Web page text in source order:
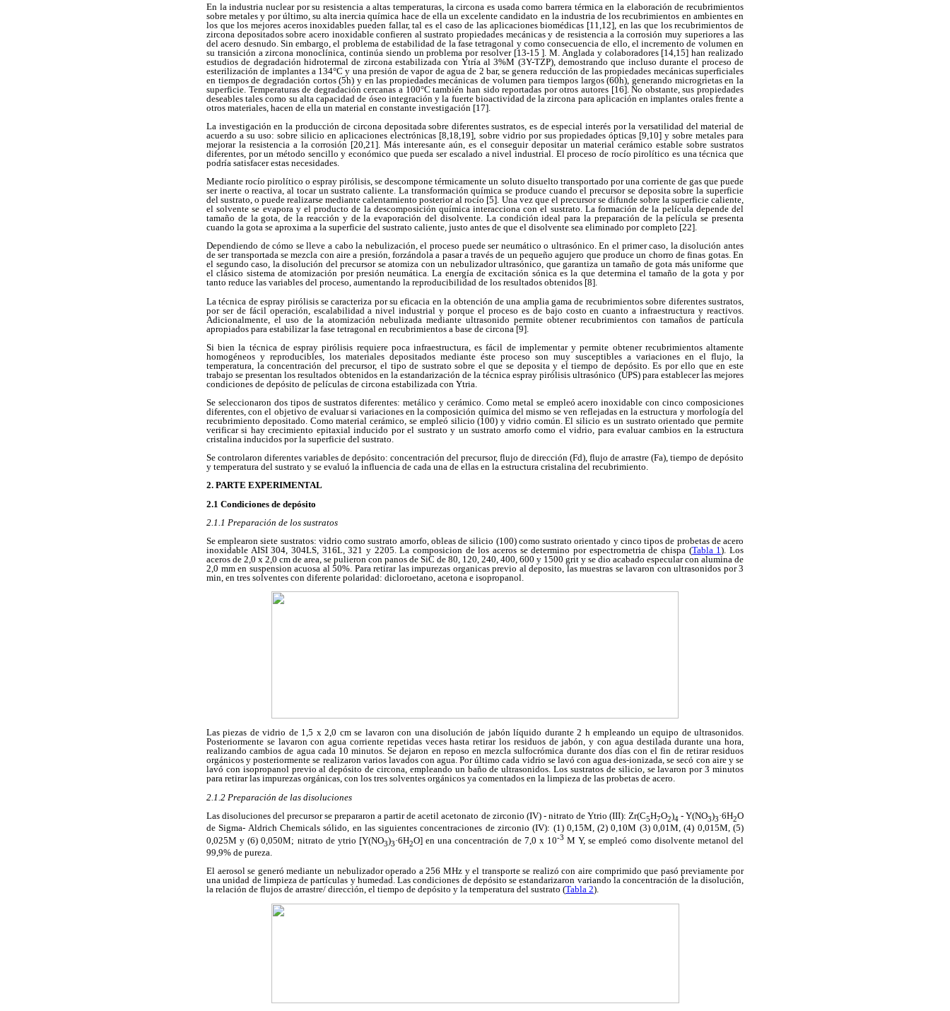
En la industria nuclear por su resistencia a altas temperaturas, la circona es usada como barrera térmica en la elaboración de recubrimientos
sobre metales y por último, su alta inercia química hace de ella un excelente candidato en la industria de los recubrimientos en ambientes en
los que los mejores aceros inoxidables pueden fallar, tal es el caso de las aplicaciones biomédicas [11,12], en las que los recubrimientos de
zircona depositados sobre acero inoxidable confieren al sustrato propiedades mecánicas y de resistencia a la corrosión muy superiores a las
del acero desnudo. Sin embargo, el problema de estabilidad de la fase tetragonal y como consecuencia de ello, el incremento de volumen en
su transición a zircona monoclínica, continúa siendo un problema por resolver [13-15 ]. M. Anglada y colaboradores [14,15] han realizado
estudios de degradación hidrotermal de zircona estabilizada con Ytría al 3%M (3Y-TZP), demostrando que incluso durante el proceso de
esterilización de implantes a 134°C y una presión de vapor de agua de 2 bar, se genera reducción de las propiedades mecánicas superficiales
en tiempos de degradación cortos (5h) y en las propiedades mecánicas de volumen para tiempos largos (60h), generando microgrietas en la
superficie. Temperaturas de degradación cercanas a 100°C también han sido reportadas por otros autores [16]. No obstante, sus propiedades
deseables tales como su alta capacidad de óseo integración y la fuerte bioactividad de la zircona para aplicación en implantes orales frente a
otros materiales, hacen de ella un material en constante investigación [17].
La investigación en la producción de circona depositada sobre diferentes sustratos, es de especial interés por la versatilidad del material de
acuerdo a su uso: sobre silicio en aplicaciones electrónicas [8,18,19], sobre vidrio por sus propiedades ópticas [9,10] y sobre metales para
mejorar la resistencia a la corrosión [20,21]. Más interesante aún, es el conseguir depositar un material cerámico estable sobre sustratos
diferentes, por un método sencillo y económico que pueda ser escalado a nivel industrial. El proceso de rocío pirolítico es una técnica que
podría satisfacer estas necesidades.
Mediante rocío pirolítico o espray pirólisis, se descompone térmicamente un soluto disuelto transportado por una corriente de gas que puede
ser inerte o reactiva, al tocar un sustrato caliente. La transformación química se produce cuando el precursor se deposita sobre la superficie
del sustrato, o puede realizarse mediante calentamiento posterior al rocío [5]. Una vez que el precursor se difunde sobre la superficie caliente,
el solvente se evapora y el producto de la descomposición química interacciona con el sustrato. La formación de la película depende del
tamaño de la gota, de la reacción y de la evaporación del disolvente. La condición ideal para la preparación de la película se presenta
cuando la gota se aproxima a la superficie del sustrato caliente, justo antes de que el disolvente sea eliminado por completo [22].
Dependiendo de cómo se lleve a cabo la nebulización, el proceso puede ser neumático o ultrasónico. En el primer caso, la disolución antes
de ser transportada se mezcla con aire a presión, forzándola a pasar a través de un pequeño agujero que produce un chorro de finas gotas. En
el segundo caso, la disolución del precursor se atomiza con un nebulizador ultrasónico, que garantiza un tamaño de gota más uniforme que
el clásico sistema de atomización por presión neumática. La energía de excitación sónica es la que determina el tamaño de la gota y por
tanto reduce las variables del proceso, aumentando la reproducibilidad de los resultados obtenidos [8].
La técnica de espray pirólisis se caracteriza por su eficacia en la obtención de una amplia gama de recubrimientos sobre diferentes sustratos,
por ser de fácil operación, escalabilidad a nivel industrial y porque el proceso es de bajo costo en cuanto a infraestructura y reactivos.
Adicionalmente, el uso de la atomización nebulizada mediante ultrasonido permite obtener recubrimientos con tamaños de partícula
apropiados para estabilizar la fase tetragonal en recubrimientos a base de circona [9].
Si bien la técnica de espray pirólisis requiere poca infraestructura, es fácil de implementar y permite obtener recubrimientos altamente
homogéneos y reproducibles, los materiales depositados mediante éste proceso son muy susceptibles a variaciones en el flujo, la
temperatura, la concentración del precursor, el tipo de sustrato sobre el que se deposita y el tiempo de depósito. Es por ello que en este
trabajo se presentan los resultados obtenidos en la estandarización de la técnica espray pirólisis ultrasónico (UPS) para establecer las mejores
condiciones de depósito de películas de circona estabilizada con Ytria.
Se seleccionaron dos tipos de sustratos diferentes: metálico y cerámico. Como metal se empleó acero inoxidable con cinco composiciones
diferentes, con el objetivo de evaluar si variaciones en la composición química del mismo se ven reflejadas en la estructura y morfología del
recubrimiento depositado. Como material cerámico, se empleó silicio (100) y vidrio común. El silicio es un sustrato orientado que permite
verificar si hay crecimiento epitaxial inducido por el sustrato y un sustrato amorfo como el vidrio, para evaluar cambios en la estructura
cristalina inducidos por la superficie del sustrato.
Se controlaron diferentes variables de depósito: concentración del precursor, flujo de dirección (Fd), flujo de arrastre (Fa), tiempo de depósito
y temperatura del sustrato y se evaluó la influencia de cada una de ellas en la estructura cristalina del recubrimiento.
2. PARTE EXPERIMENTAL
2.1 Condiciones de depósito
2.1.1 Preparación de los sustratos
Se emplearon siete sustratos: vidrio como sustrato amorfo, obleas de silicio (100) como sustrato orientado y cinco tipos de probetas de acero
inoxidable AISI 304, 304LS, 316L, 321 y 2205. La composicion de los aceros se determino por espectrometria de chispa (Tabla 1). Los
aceros de 2,0 x 2,0 cm de area, se pulieron con panos de SiC de 80, 120, 240, 400, 600 y 1500 grit y se dio acabado especular con alumina de
2,0 mm en suspension acuosa al 50%. Para retirar las impurezas organicas previo al deposito, las muestras se lavaron con ultrasonidos por 3
min, en tres solventes con diferente polaridad: dicloroetano, acetona e isopropanol.
Las piezas de vidrio de 1,5 x 2,0 cm se lavaron con una disolución de jabón líquido durante 2 h empleando un equipo de ultrasonidos.
Posteriormente se lavaron con agua corriente repetidas veces hasta retirar los residuos de jabón, y con agua destilada durante una hora,
realizando cambios de agua cada 10 minutos. Se dejaron en reposo en mezcla sulfocrómica durante dos días con el fin de retirar residuos
orgánicos y posteriormente se realizaron varios lavados con agua. Por último cada vidrio se lavó con agua des-ionizada, se secó con aire y se
lavó con isopropanol previo al depósito de circona, empleando un baño de ultrasonidos. Los sustratos de silicio, se lavaron por 3 minutos
para retirar las impurezas orgánicas, con los tres solventes orgánicos ya comentados en la limpieza de las probetas de acero.
2.1.2 Preparación de las disoluciones
Las disoluciones del precursor se prepararon a partir de acetil acetonato de zirconio (IV) - nitrato de Ytrio (III): Zr(C5H7O2)4 - Y(NO3)3·6H2O
de Sigma- Aldrich Chemicals sólido, en las siguientes concentraciones de zirconio (IV): (1) 0,15M, (2) 0,10M (3) 0,01M, (4) 0,015M, (5)
0,025M y (6) 0,050M; nitrato de ytrio [Y(NO3)3·6H2O] en una concentración de 7,0 x 10-3 M Y, se empleó como disolvente metanol del
99,9% de pureza.
El aerosol se generó mediante un nebulizador operado a 256 MHz y el transporte se realizó con aire comprimido que pasó previamente por
una unidad de limpieza de partículas y humedad. Las condiciones de depósito se estandarizaron variando la concentración de la disolución,
la relación de flujos de arrastre/ dirección, el tiempo de depósito y la temperatura del sustrato (Tabla 2).